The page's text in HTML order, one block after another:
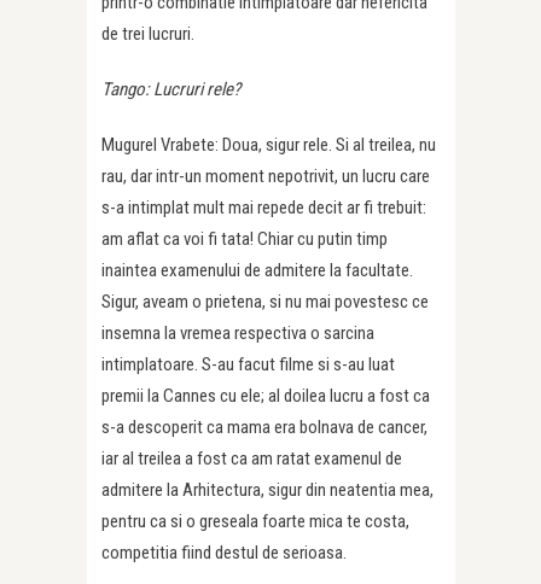
de trei lucruri.
Tango: Lucruri rele?
Mugurel Vrabete: Doua, sigur rele. Si al treilea, nu
rau, dar intr-un moment nepotrivit, un lucru care
s-a intimplat mult mai repede decit ar fi trebuit:
am aflat ca voi fi tata! Chiar cu putin timp
inaintea examenului de admitere la facultate.
Sigur, aveam o prietena, si nu mai povestesc ce
insemna la vremea respectiva o sarcina
intimplatoare. S-au facut filme si s-au luat
premii la Cannes cu ele; al doilea lucru a fost ca
s-a descoperit ca mama era bolnava de cancer,
iar al treilea a fost ca am ratat examenul de
admitere la Arhitectura, sigur din neatentia mea,
pentru ca si o greseala foarte mica te costa,
competitia fiind destul de serioasa.